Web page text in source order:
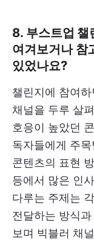
8. 부스트업 챌
여겨보거나 참
있었나요?
챌린지에 참여
채널을 두루 살
호응이 높았던
독자들에게 주
콘텐츠의 표현
등에서 많은 인
다루는 주제는
전달하는 방식
보며 빅블러 채